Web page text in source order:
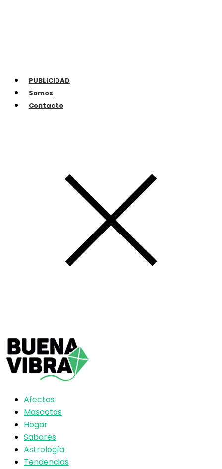
PUBLICIDAD
Somos
Contacto
Afectos
Mascotas
Hogar
Sabores
Astrología
Tendencias